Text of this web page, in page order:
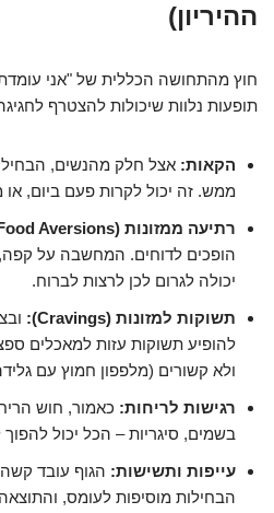
ההיריון)
חוץ מהתחושה הכללית של "אני
תופעות נלוות שיכולות להצטרף
הקאות: אצל חלק מהנשים,
ממש. זה יכול לקרות פעם ביום,
רתיעה ממזונות (Food Aversions):
הופכים לדוחים. המחשבה על קפה,
יכולה לגרום לכן לרצות לברוח.
תשוקות למזונות (Cravings):
להופיע תשוקות עזות למאכלים
ולא קשורים (מלפפון חמוץ עם
רגישות לריחות: כאמור, חוש
בשמים, סיגריות – הכל יכול להפוך
עייפות ותשישות: הגוף עובד
הבחילות מוסיפות לעומס,